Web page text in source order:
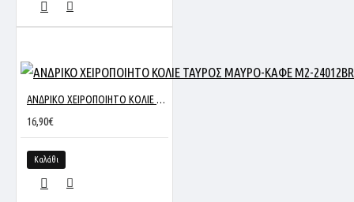
ΑΝΔΡΙΚΟ ΧΕΙΡΟΠΟΙΗΤΟ ΚΟΛΙΕ ΤΑΥΡΟΣ ΜΑΥΡΟ-ΚΑΦΕ M2-24012BR
16,90€
Καλάθι